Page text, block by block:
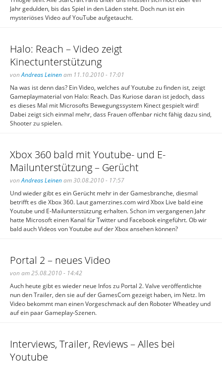
Jahr gedulden, bis das Spiel in den Läden steht. Doch nun ist ein
mysteriöses Video auf YouTube aufgetaucht.
Halo: Reach – Video zeigt
Kinectunterstützung
vonAndreas Leinenam 11.10.2010 - 17:01
Na was ist denn das? Ein Video, welches auf Youtube zu finden ist, zeigt
Gameplaymaterial von Halo: Reach. Das Kuriose daran ist jedoch, dass
es dieses Mal mit Microsofts Bewegungssystem Kinect gespielt wird!
Dabei zeigt sich einmal mehr, dass Frauen offenbar nicht fähig dazu sind,
Shooter zu spielen.
Xbox 360 bald mit Youtube- und E-
Mailunterstützung – Gerücht
vonAndreas Leinenam 30.08.2010 - 17:57
Und wieder gibt es ein Gerücht mehr in der Gamesbranche, diesmal
betrifft es die Xbox 360. Laut gamerzines.com wird Xbox Live bald eine
Youtube und E-Mailunterstützung erhalten. Schon im vergangenen Jahr
hatte Microsoft einen Kanal für Twitter und Facebook eingeführt. Ob wir
bald auch Videos von Youtube auf der Xbox ansehen können?
Portal 2 – neues Video
von am 25.08.2010 - 14:42
Auch heute gibt es wieder neue Infos zu Portal 2. Valve veröffentlichte
nun den Trailer, den sie auf der GamesCom gezeigt haben, im Netz. Im
Video bekommt man einen Vorgeschmack auf den Roboter Wheatley und
auf ein paar Gameplay-Szenen.
Interviews, Trailer, Reviews – Alles bei
Youtube